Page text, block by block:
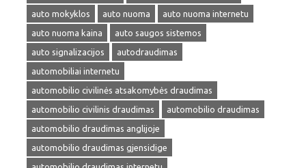
auto mokyklos
auto nuoma
auto nuoma internetu
auto nuoma kaina
auto saugos sistemos
auto signalizacijos
autodraudimas
automobiliai internetu
automobilio civilinės atsakomybės draudimas
automobilio civilinis draudimas
automobilio draudimas
automobilio draudimas anglijoje
automobilio draudimas gjensidige